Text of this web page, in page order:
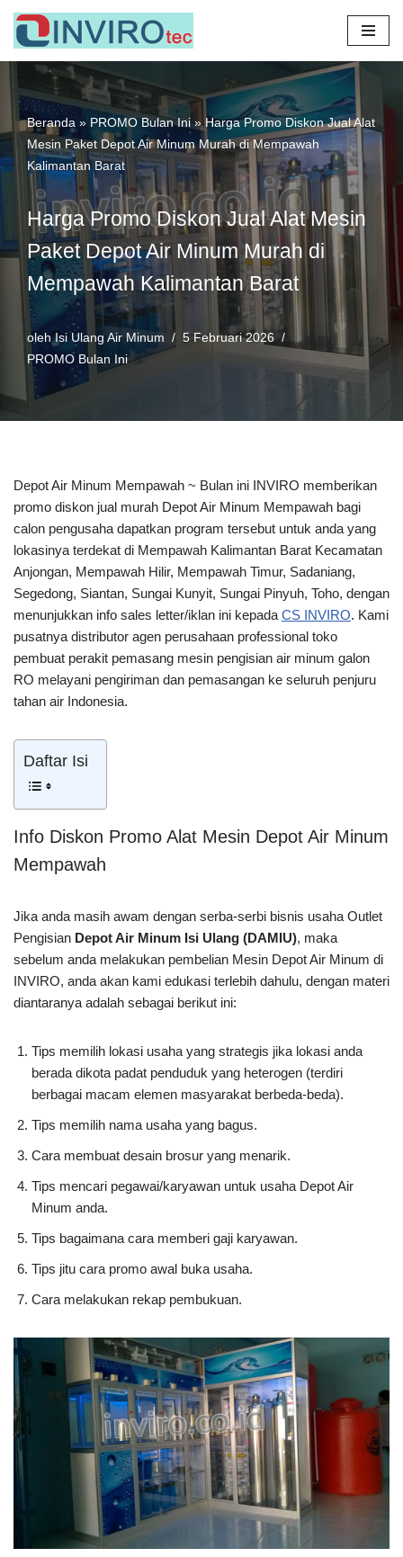
Lompat
konten
Beranda » PROMO Bulan Ini»Harga Promo Diskon Jual Alat
Mesin Paket Depot Air Minum Murah di Mempawah
Kalimantan Barat
Harga Promo Diskon Jual Alat Mesin
Paket Depot Air Minum Murah di
Mempawah Kalimantan Barat
olehIsi Ulang Air Minum
5 Februari 2026
PROMO Bulan Ini
Depot Air Minum Mempawah ~ Bulan ini INVIRO memberikan
promo diskon jual murah Depot Air Minum Mempawah bagi
calon pengusaha dapatkan program tersebut untuk anda yang
lokasinya terdekat di Mempawah Kalimantan Barat Kecamatan
Anjongan, Mempawah Hilir, Mempawah Timur, Sadaniang,
Segedong, Siantan, Sungai Kunyit, Sungai Pinyuh, Toho, dengan
menunjukkan info sales letter/iklan ini kepada CS INVIRO. Kami
pusatnya distributor agen perusahaan professional toko
pembuat perakit pemasang mesin pengisian air minum galon
RO melayani pengiriman dan pemasangan ke seluruh penjuru
tahan air Indonesia.
Daftar Isi
Info Diskon Promo Alat Mesin Depot Air Minum
Mempawah
Jika anda masih awam dengan serba-serbi bisnis usaha Outlet
Pengisian Depot Air Minum Isi Ulang (DAMIU), maka
sebelum anda melakukan pembelian Mesin Depot Air Minum di
INVIRO, anda akan kami edukasi terlebih dahulu, dengan materi
diantaranya adalah sebagai berikut ini:
Tips memilih lokasi usaha yang strategis jika lokasi anda
berada dikota padat penduduk yang heterogen (terdiri
berbagai macam elemen masyarakat berbeda-beda).
Tips memilih nama usaha yang bagus.
Cara membuat desain brosur yang menarik.
Tips mencari pegawai/karyawan untuk usaha Depot Air
Minum anda.
Tips bagaimana cara memberi gaji karyawan.
Tips jitu cara promo awal buka usaha.
Cara melakukan rekap pembukuan.